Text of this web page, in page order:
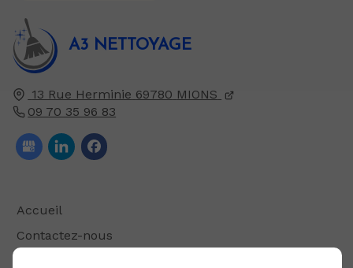
A3 NETTOYAGE
13 Rue Herminie 69780 MIONS
09 70 35 96 83
Accueil
Contactez-nous